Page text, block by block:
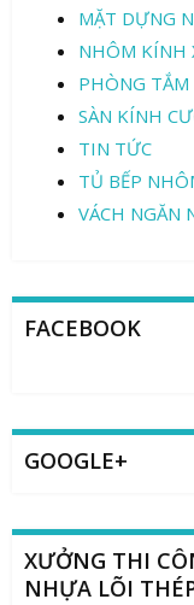
MẶT DỰNG
NHÔM KÍNH
PHÒNG
SÀN KÍNH
TIN TỨC
TỦ BẾP
VÁCH NGĂN
FACEBOOK
GOOGLE+
XƯỞNG THI
NHỰA LÕI